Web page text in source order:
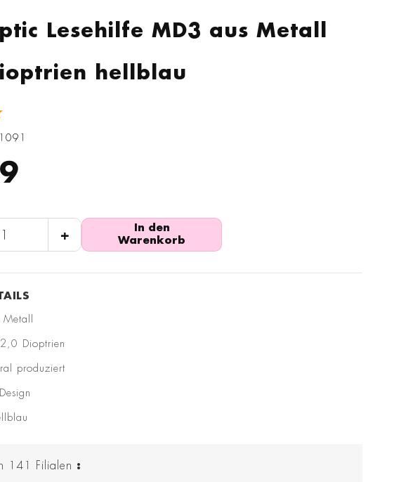
Lesehilfe MD3 aus Metall
hellblau
+
In den
Warenkorb
Dioptrien
produziert
141 Filialen :